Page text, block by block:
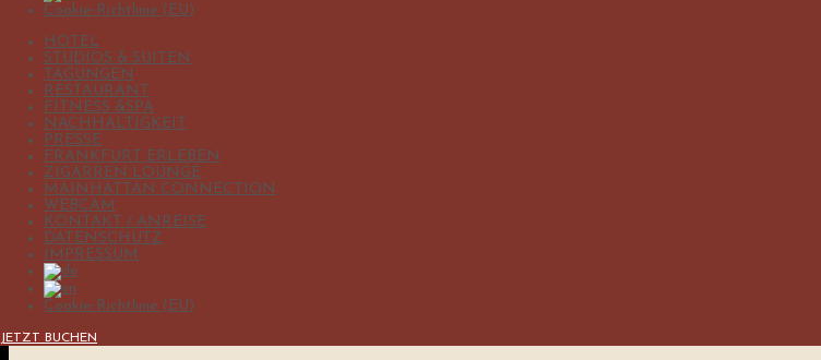
Cookie-Richtlinie (EU)
HOTEL
STUDIOS & SUITEN
TAGUNGEN
RESTAURANT
FITNESS &SPA
NACHHALTIGKEIT
PRESSE
FRANKFURT ERLEBEN
ZIGARREN LOUNGE
MAINHATTAN CONNECTION
WEBCAM
KONTAKT / ANREISE
DATENSCHUTZ
IMPRESSUM
Cookie-Richtlinie (EU)
JETZT BUCHEN
TIEFGARAGENPLÄTZE
SUITEN
HÖHE PLAZA
Stockwerke